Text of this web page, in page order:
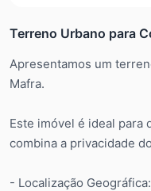
Terreno Urbano para
Apresentamos um
Mafra.
Este imóvel é ideal para
combina a privacidade
- Localização Geográfica: